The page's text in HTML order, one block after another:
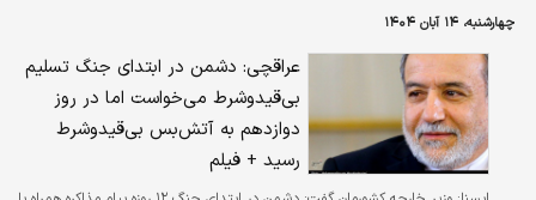
چهارشنبه، ۱۴ آبان ۱۴۰۴
عراقچی: دشمن در ابتدای جنگ تسلیم
بی‌قیدوشرط می‌خواست اما در روز
دوازدهم به آتش‌بس بی‌قیدوشرط
رسید + فیلم